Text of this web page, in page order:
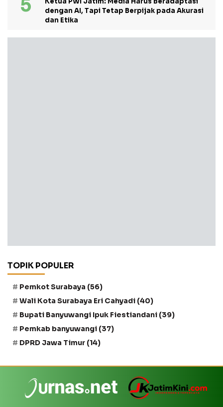
dengan AI, Tapi Tetap Berpijak pada Akurasi
dan Etika
TOPIK POPULER
Pemkot Surabaya (56)
Wali Kota Surabaya Eri Cahyadi (40)
Bupati Banyuwangi Ipuk Fiestiandani (39)
Pemkab banyuwangi (37)
DPRD Jawa Timur (14)